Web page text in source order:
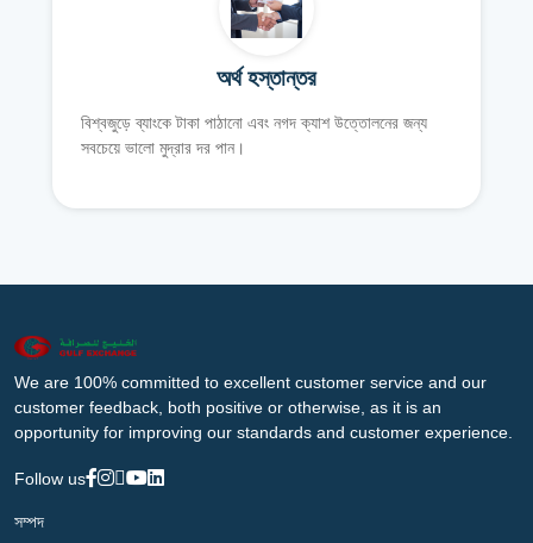
অর্থ হস্তান্তর
বিশ্বজুড়ে ব্যাংকে টাকা পাঠানো এবং নগদ ক্যাশ উত্তোলনের জন্য
সবচেয়ে ভালো মুদ্রার দর পান।
We are 100% committed to excellent customer service and our
customer feedback, both positive or otherwise, as it is an
opportunity for improving our standards and customer experience.
Follow us
সম্পদ